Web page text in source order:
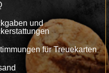
und
für Treuekarten